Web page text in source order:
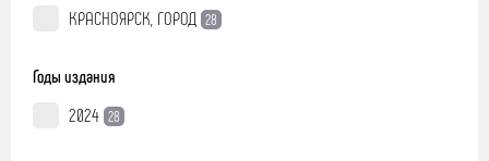
КРАСНОЯРСК, ГОРОД 28
Годы издания
2024 28